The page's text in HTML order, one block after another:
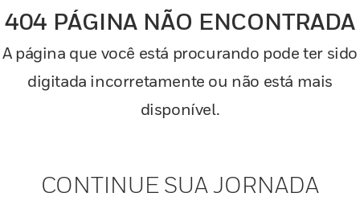
404 PÁGINA NÃO ENCONTRADA
A página que você está procurando pode ter sido
digitada incorretamente ou não está mais
disponível.
CONTINUE SUA JORNADA